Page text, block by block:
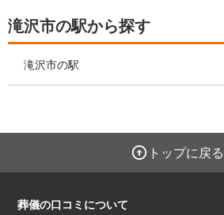
滝沢市の駅から探す
滝沢市の駅
トップに戻る
葬儀の口コミについて